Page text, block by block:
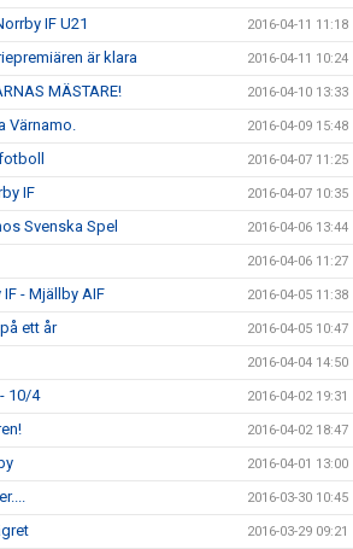
IF U21 2016-04-11 11:18
är klara 2016-04-11 10:24
MÄSTARE! 2016-04-10 13:33
Värnamo. 2016-04-09 15:48
2016-04-07 11:25
IF 2016-04-07 10:35
Svenska Spel 2016-04-06 13:44
2016-04-06 11:27
- Mjällby AIF 2016-04-05 11:38
ett år 2016-04-05 10:47
2016-04-04 14:50
10/4 2016-04-02 19:31
2016-04-02 18:47
2016-04-01 13:00
2016-03-30 10:45
2016-03-29 09:21